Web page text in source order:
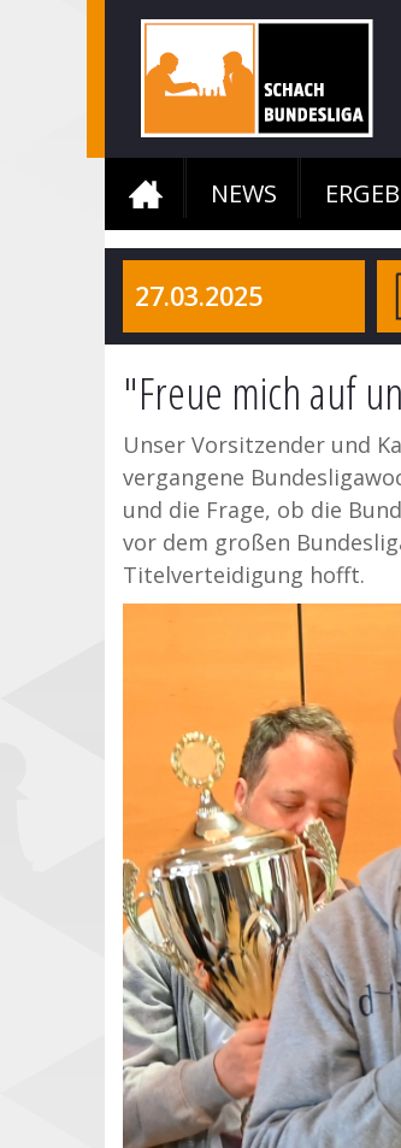
NEWS
27.03.2025
"Freue mich auf
Unser Vorsitzender und
vergangene
und die Frage, ob die
vor dem großen
Titelverteidigung hofft.